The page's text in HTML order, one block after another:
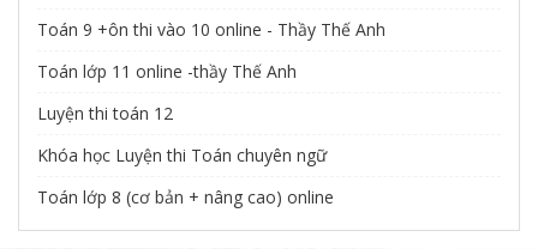
Toán 9 +ôn thi vào 10 online - Thầy Thế Anh
Toán lớp 11 online -thầy Thế Anh
Luyện thi toán 12
Khóa học Luyện thi Toán chuyên ngữ
Toán lớp 8 (cơ bản + nâng cao) online